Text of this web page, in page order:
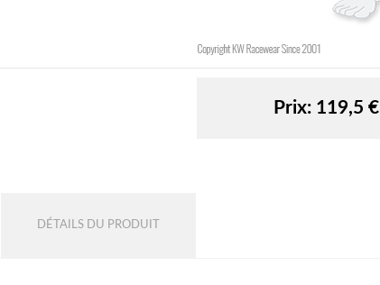
Prix: 119,5 €
DÉTAILS DU PRODUIT